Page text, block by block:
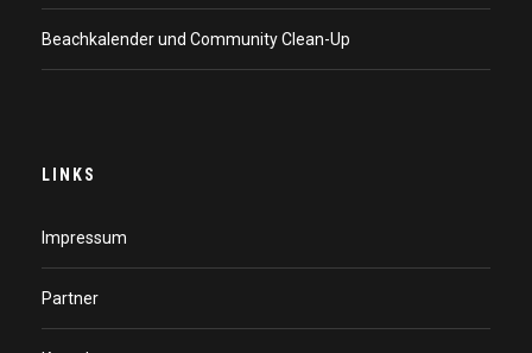
Beachkalender und Community Clean-Up
LINKS
Impressum
Partner